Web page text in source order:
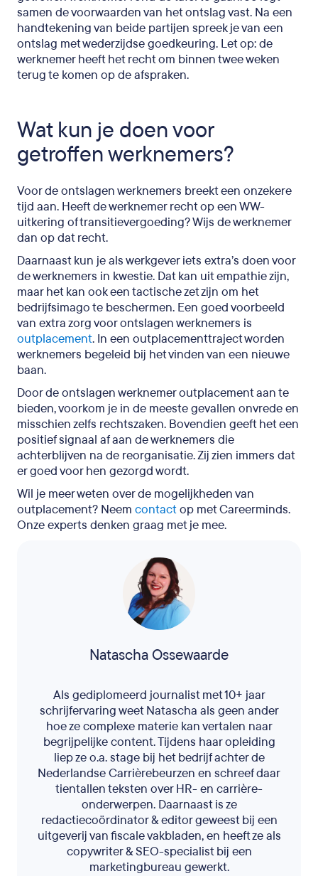
samen de voorwaarden van het ontslag vast. Na een
handtekening van beide partijen spreek je van een
ontslag met wederzijdse goedkeuring. Let op: de
werknemer heeft het recht om binnen twee weken
terug te komen op de afspraken.
Wat kun je doen voor
getroffen werknemers?
Voor de ontslagen werknemers breekt een onzekere
tijd aan. Heeft de werknemer recht op een WW-
uitkering of transitievergoeding? Wijs de werknemer
dan op dat recht.
Daarnaast kun je als werkgever iets extra’s doen voor
de werknemers in kwestie. Dat kan uit empathie zijn,
maar het kan ook een tactische zet zijn om het
bedrijfsimago te beschermen. Een goed voorbeeld
van extra zorg voor ontslagen werknemers is
outplacement. In een outplacementtraject worden
werknemers begeleid bij het vinden van een nieuwe
baan.
Door de ontslagen werknemer outplacement aan te
bieden, voorkom je in de meeste gevallen onvrede en
misschien zelfs rechtszaken. Bovendien geeft het een
positief signaal af aan de werknemers die
achterblijven na de reorganisatie. Zij zien immers dat
er goed voor hen gezorgd wordt.
Wil je meer weten over de mogelijkheden van
outplacement? Neem contactop met Careerminds.
Onze experts denken graag met je mee.
Natascha Ossewaarde
Als gediplomeerd journalist met 10+ jaar
schrijfervaring weet Natascha als geen ander
hoe ze complexe materie kan vertalen naar
begrijpelijke content. Tijdens haar opleiding
liep ze o.a. stage bij het bedrijf achter de
Nederlandse Carrièrebeurzen en schreef daar
tientallen teksten over HR- en carrière-
onderwerpen. Daarnaast is ze
redactiecoördinator & editor geweest bij een
uitgeverij van fiscale vakbladen, en heeft ze als
copywriter & SEO-specialist bij een
marketingbureau gewerkt.